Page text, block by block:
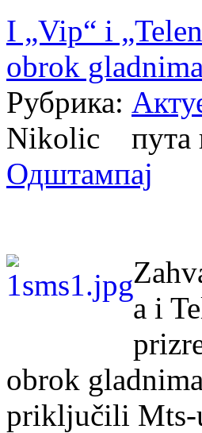
I „Vip“ i
obrok
Рубрика:
Nikolic пута
Одштампај
a i
obrok
priključili Mts-